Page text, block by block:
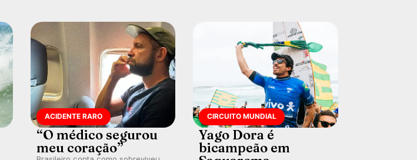
ACIDENTE RARO
“O médico segurou
meu coração”
CIRCUITO MUNDIAL
Yago Dora é
bicampeão em